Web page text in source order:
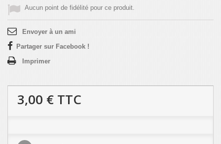
Aucun point de fidélité pour ce produit.
Envoyer à un ami
Partager sur Facebook !
Imprimer
3,00 € TTC